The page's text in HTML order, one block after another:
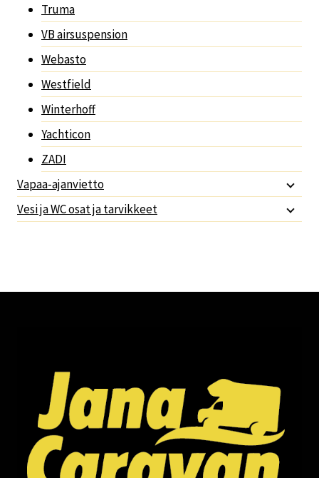
Truma
VB airsuspension
Webasto
Westfield
Winterhoff
Yachticon
ZADI
Vapaa-ajanvietto
Vesi ja WC osat ja tarvikkeet